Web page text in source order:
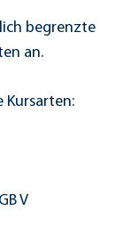
begrenzte
an.
Kursarten:
V